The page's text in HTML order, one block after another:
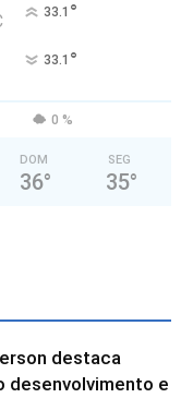
33.1 °
33.1 °
0 %
DOM
36°
SEG
35°
destaca
desenvolvimento e